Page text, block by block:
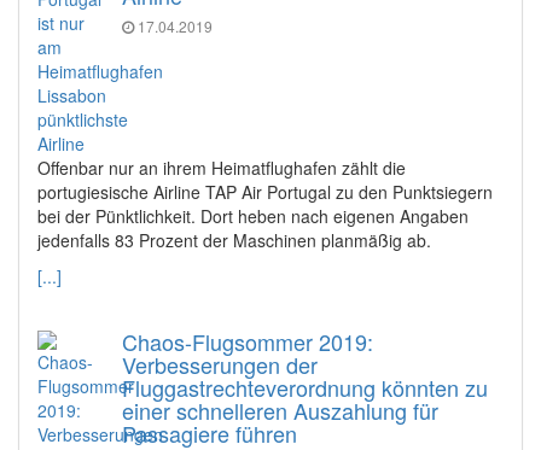
17.04.2019
Offenbar nur an ihrem Heimatflughafen zählt die
portugiesische Airline TAP Air Portugal zu den Punktsiegern
bei der Pünktlichkeit. Dort heben nach eigenen Angaben
jedenfalls 83 Prozent der Maschinen planmäßig ab.
[...]
Chaos-Flugsommer 2019:
Verbesserungen der
Fluggastrechteverordnung könnten zu
einer schnelleren Auszahlung für
Passagiere führen